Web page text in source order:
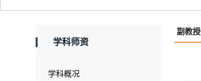
学科师资
学科概况
副教授